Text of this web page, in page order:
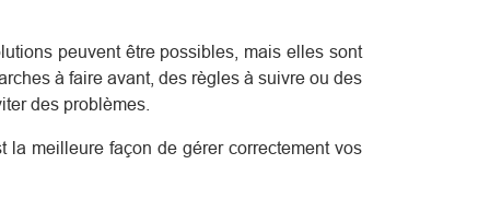
peuvent être possibles, mais elles sont
à faire avant, des règles à suivre ou des
des problèmes.
meilleure façon de gérer correctement vos